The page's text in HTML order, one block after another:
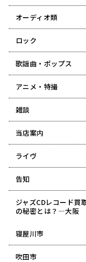
オーディオ類
ロック
歌謡曲・ポップス
アニメ・特撮
雑談
当店案内
ライヴ
告知
ジャズCDレコード買
の秘密とは？―大阪
寝屋川市
吹田市